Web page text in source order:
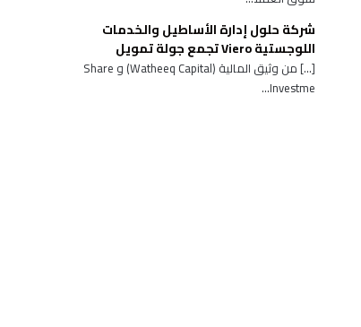
شركة حلول إدارة الأساطيل والخدمات
اللوجستية Viero تجمع جولة تمويل
[…] من وثيق المالية (Watheeq Capital) و Share
Investme...